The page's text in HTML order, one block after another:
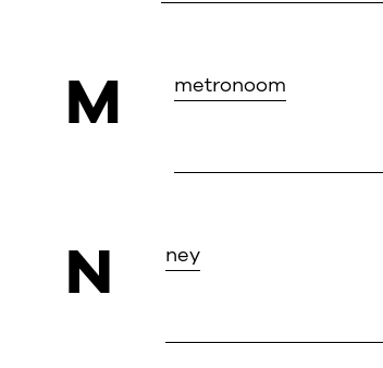
M metronoom
N ney